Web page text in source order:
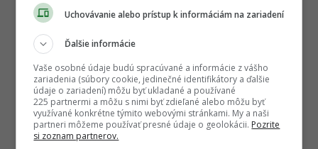
TURISTICKÉ SKLAMANIA
Sledujte nás na Google Správy
Nenechajte si ujsť žiadne dôležité novinky.
Uchovávanie alebo prístup k informáciám na zariadení
Ďalšie informácie
Vaše osobné údaje budú spracúvané a informácie z vášho
zariadenia (súbory cookie, jedinečné identifikátory a ďalšie
údaje o zariadení) môžu byť ukladané a používané
225 partnermi a môžu s nimi byť zdieľané alebo môžu byť
využívané konkrétne týmito webovými stránkami. My a naši
partneri môžeme používať presné údaje o geolokácii. Pozrite
si zoznam partnerov.